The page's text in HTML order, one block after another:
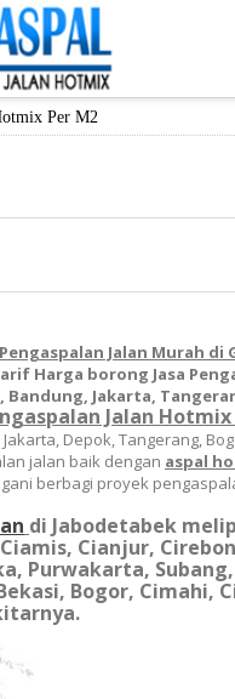
Per M2
Jalan Murah di
Harga borong Jasa
Bandung, Jakarta,
Jalan
Depok, Tangerang,
jalan baik dengan aspal
berbagi proyek
di Jabodetabek
Ciamis, Cianjur,
Purwakarta,
Bogor, Cimahi,